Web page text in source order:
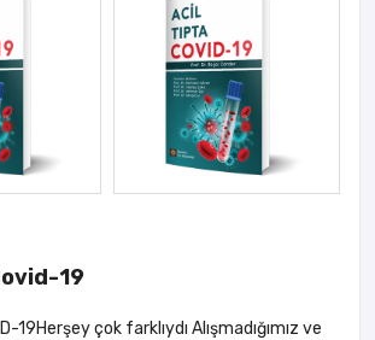
19
19Herşey çok farklıydı Alışmadığımız ve